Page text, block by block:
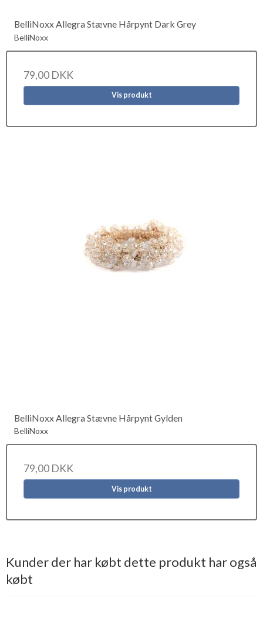
BelliNoxx Allegra Stævne Hårpynt Dark Grey
BelliNoxx
79,00 DKK
Vis produkt
BelliNoxx Allegra Stævne Hårpynt Gylden
BelliNoxx
79,00 DKK
Vis produkt
Kunder der har købt dette produkt har også
købt